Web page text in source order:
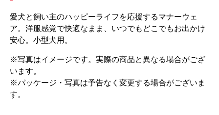
愛犬と飼い主のハッピーライフを応援するマナーウェ
ア。洋服感覚で快適なまま、いつでもどこでもお出かけ
安心。小型犬用。
※写真はイメージです。実際の商品と異なる場合がござ
います。
※パッケージ・写真は予告なく変更する場合がございま
す。